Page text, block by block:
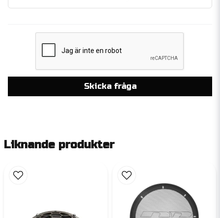
Skicka fråga
Liknande produkter